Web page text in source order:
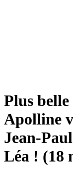
Plus
Apolline
Jean-
Léa ! (18